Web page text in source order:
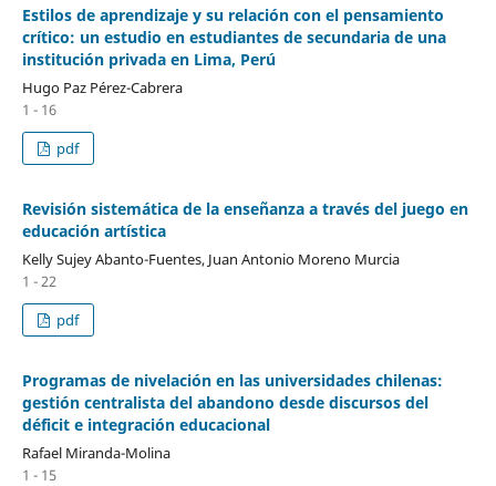
Estilos de aprendizaje y su relación con el pensamiento
crítico: un estudio en estudiantes de secundaria de una
institución privada en Lima, Perú
Hugo Paz Pérez-Cabrera
1 - 16
pdf
Revisión sistemática de la enseñanza a través del juego en
educación artística
Kelly Sujey Abanto-Fuentes, Juan Antonio Moreno Murcia
1 - 22
pdf
Programas de nivelación en las universidades chilenas:
gestión centralista del abandono desde discursos del
déficit e integración educacional
Rafael Miranda-Molina
1 - 15